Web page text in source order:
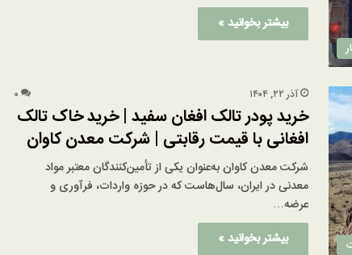
بیشتر بخوانید »
آذر ۲۲, ۱۴۰۴ ۰
خرید پودر تالک افغان سفید | خرید خاک تالک
افغانی با قیمت رقابتی | شرکت معدن کاوان
شرکت معدن کاوان به‌عنوان یکی از تأمین‌کنندگان معتبر مواد
معدنی در ایران، سال‌هاست که در حوزه واردات، فرآوری و
عرضه…
بیشتر بخوانید »